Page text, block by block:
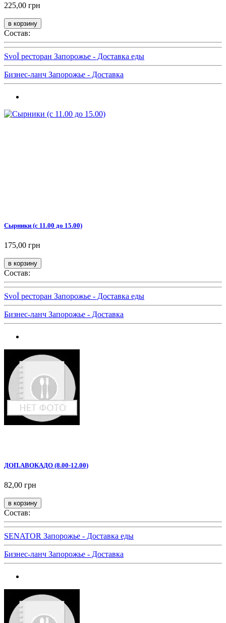
225,00 грн
Состав:
SvoЇ ресторан Запорожье - Доставка еды
Бизнес-ланч Запорожье - Доставка
Сырники (с 11.00 до 15.00)
175,00 грн
Состав:
SvoЇ ресторан Запорожье - Доставка еды
Бизнес-ланч Запорожье - Доставка
ДОП.АВОКАДО (8.00-12.00)
82,00 грн
Состав:
SENATOR Запорожье - Доставка еды
Бизнес-ланч Запорожье - Доставка